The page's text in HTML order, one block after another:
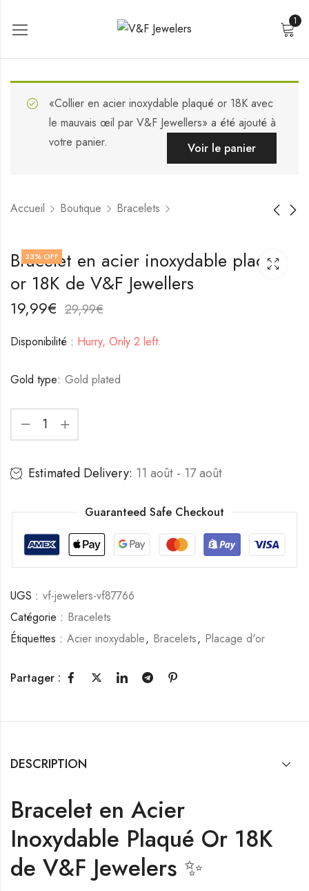
1
«Collier en acier inoxydable plaqué or 18K avec
le mauvais œil par V&F Jewellers» a été ajouté à
votre panier.
Voir le panier
Accueil Boutique Bracelets
Bracelet en acier
inoxydable plaqué or
18K de V&F Jewellers
21,99
Bracelet en acier
inoxydable plaqué or
33% OFF
Bracelet en acier inoxydable plaqué
or 18K de V&F Jewellers
19,99€ 29,99€
Disponibilité : Hurry, Only 2 left.
Gold type: Gold plated
Estimated Delivery: 11 août - 17 août
Guaranteed Safe Checkout
UGS : vf-jewelers-vf87766
Catégorie : Bracelets
Étiquettes : Acier inoxydable, Bracelets, Placage d'or
Partager :
DESCRIPTION
Bracelet en Acier
Inoxydable Plaqué Or 18K
de V&F Jewelers ✨